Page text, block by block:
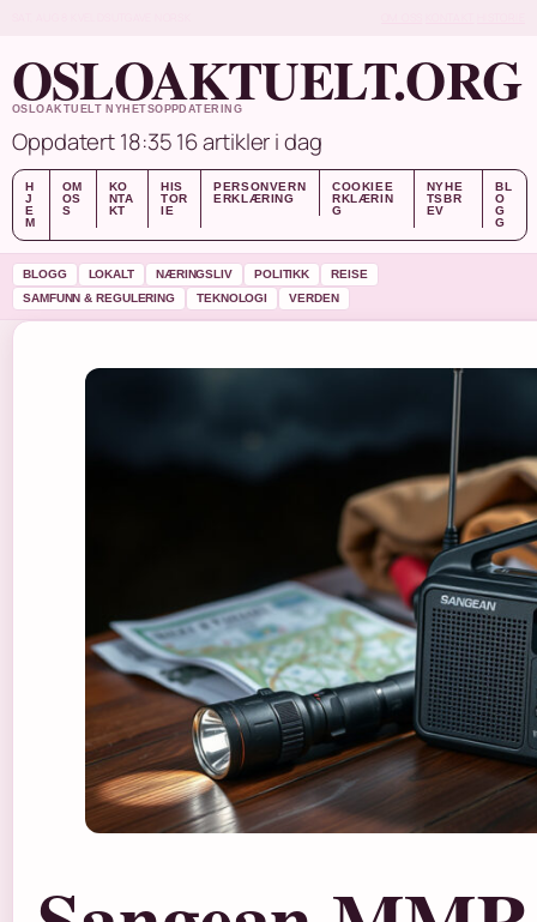
OSLOAKTUELT.ORG
OSLOAKTUELT NYHETSOPPDATERING
Oppdatert 18:3516 artikler i dag
H
J
E
M
OM
OS
S
KO
NTA
KT
HIS
TOR
IE
PERSONVERN
ERKLÆRING
COOKIEE
RKLÆRIN
G
NYHE
TSBR
EV
BL
O
G
G
BLOGG LOKALT NÆRINGSLIV POLITIKK
REISE
SAMFUNN & REGULERING
TEKNOLOGI VERDEN